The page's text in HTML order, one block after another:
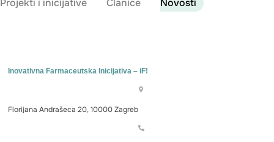
Inovativna Farmaceutska Inicijativa – iF!
Florijana Andrašeca 20, 10000 Zagreb